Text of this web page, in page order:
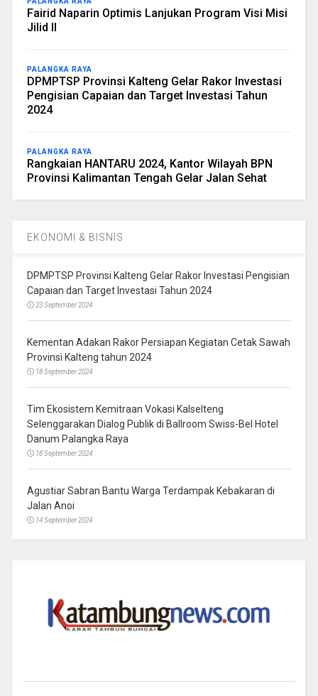
Fairid Naparin Optimis Lanjukan Program Visi Misi
Jilid II
PALANGKA RAYA
DPMPTSP Provinsi Kalteng Gelar Rakor Investasi
Pengisian Capaian dan Target Investasi Tahun
2024
PALANGKA RAYA
Rangkaian HANTARU 2024, Kantor Wilayah BPN
Provinsi Kalimantan Tengah Gelar Jalan Sehat
EKONOMI & BISNIS
DPMPTSP Provinsi Kalteng Gelar Rakor Investasi Pengisian
Capaian dan Target Investasi Tahun 2024
23 September 2024
Kementan Adakan Rakor Persiapan Kegiatan Cetak Sawah
Provinsi Kalteng tahun 2024
18 September 2024
Tim Ekosistem Kemitraan Vokasi Kalselteng
Selenggarakan Dialog Publik di Ballroom Swiss-Bel Hotel
Danum Palangka Raya
18 September 2024
Agustiar Sabran Bantu Warga Terdampak Kebakaran di
Jalan Anoi
14 September 2024